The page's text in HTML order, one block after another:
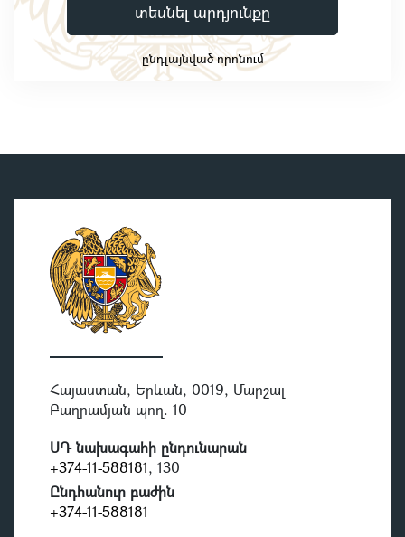
տեսնել արդյունքը
ընդլայնված որոնում
Հայաստան, Երևան, 0019, Մարշալ
Բաղրամյան պող. 10
ՍԴ նախագահի ընդունարան
+374-11-588181, 130
Ընդհանուր բաժին
+374-11-588181